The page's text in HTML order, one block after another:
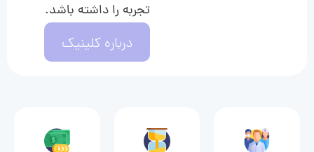
تجربه را داشته باشد.
درباره کلینیک